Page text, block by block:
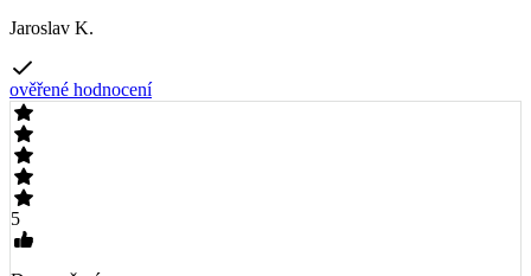
Jaroslav K.
ověřené hodnocení
5